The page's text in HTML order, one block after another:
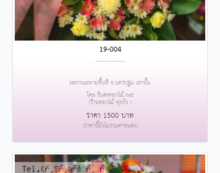
19-004
....................
ผลงานเฉพาะพื้นที่ จ.นครปฐม เท่านั้น
โดย รับส่งดอกไม้.net
(ร้านดอกไม้ ทุ่งบัว )
ราคา 1500 บาท
(ราคานี้ยังไม่รวมค่าขนส่ง)